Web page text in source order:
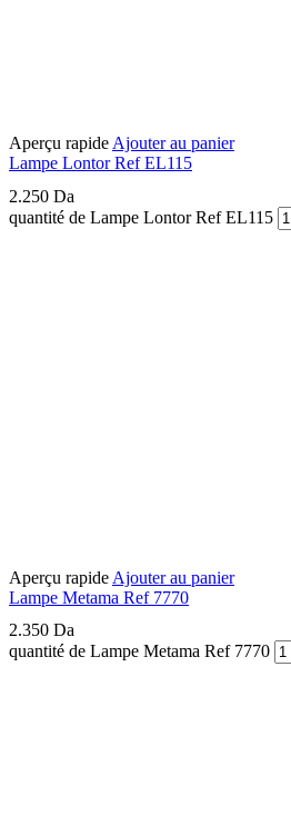
Aperçu rapideAjouter au panier
Lampe Lontor Ref EL115
2.250 Da
quantité de Lampe Lontor Ref EL115
Aperçu rapide Ajouter au panier
Lampe Metama Ref 7770
2.350 Da
quantité de Lampe Metama Ref 7770